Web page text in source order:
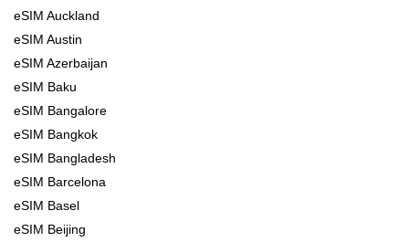
eSIM Auckland
eSIM Austin
eSIM Azerbaijan
eSIM Baku
eSIM Bangalore
eSIM Bangkok
eSIM Bangladesh
eSIM Barcelona
eSIM Basel
eSIM Beijing